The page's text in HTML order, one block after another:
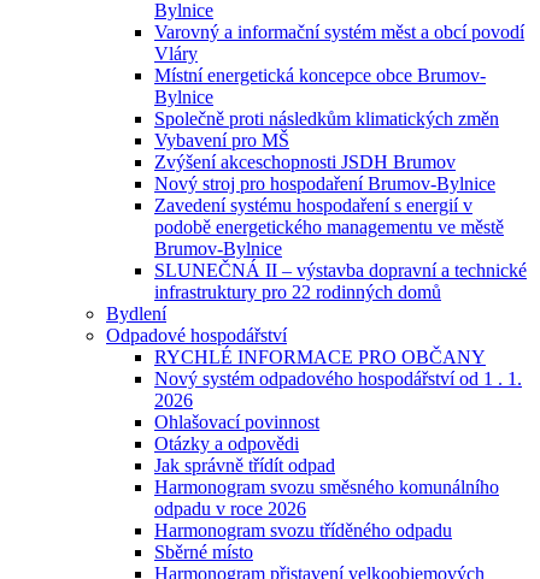
Bylnice
Varovný a informační systém měst a obcí povodí
Vláry
Místní energetická koncepce obce Brumov-
Bylnice
Společně proti následkům klimatických změn
Vybavení pro MŠ
Zvýšení akceschopnosti JSDH Brumov
Nový stroj pro hospodaření Brumov-Bylnice
Zavedení systému hospodaření s energií v
podobě energetického managementu ve městě
Brumov-Bylnice
SLUNEČNÁ II – výstavba dopravní a technické
infrastruktury pro 22 rodinných domů
Bydlení
Odpadové hospodářství
RYCHLÉ INFORMACE PRO OBČANY
Nový systém odpadového hospodářství od 1 . 1.
2026
Ohlašovací povinnost
Otázky a odpovědi
Jak správně třídít odpad
Harmonogram svozu směsného komunálního
odpadu v roce 2026
Harmonogram svozu tříděného odpadu
Sběrné místo
Harmonogram přistavení velkoobjemových